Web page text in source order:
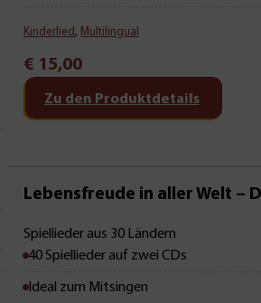
Kinderlied , Multilingual
€ 15,00
Zu den Produktdetails
Lebensfreude in aller Welt –
Spiellieder aus 30 Ländern
40 Spiellieder auf zwei CDs
Ideal zum Mitsingen